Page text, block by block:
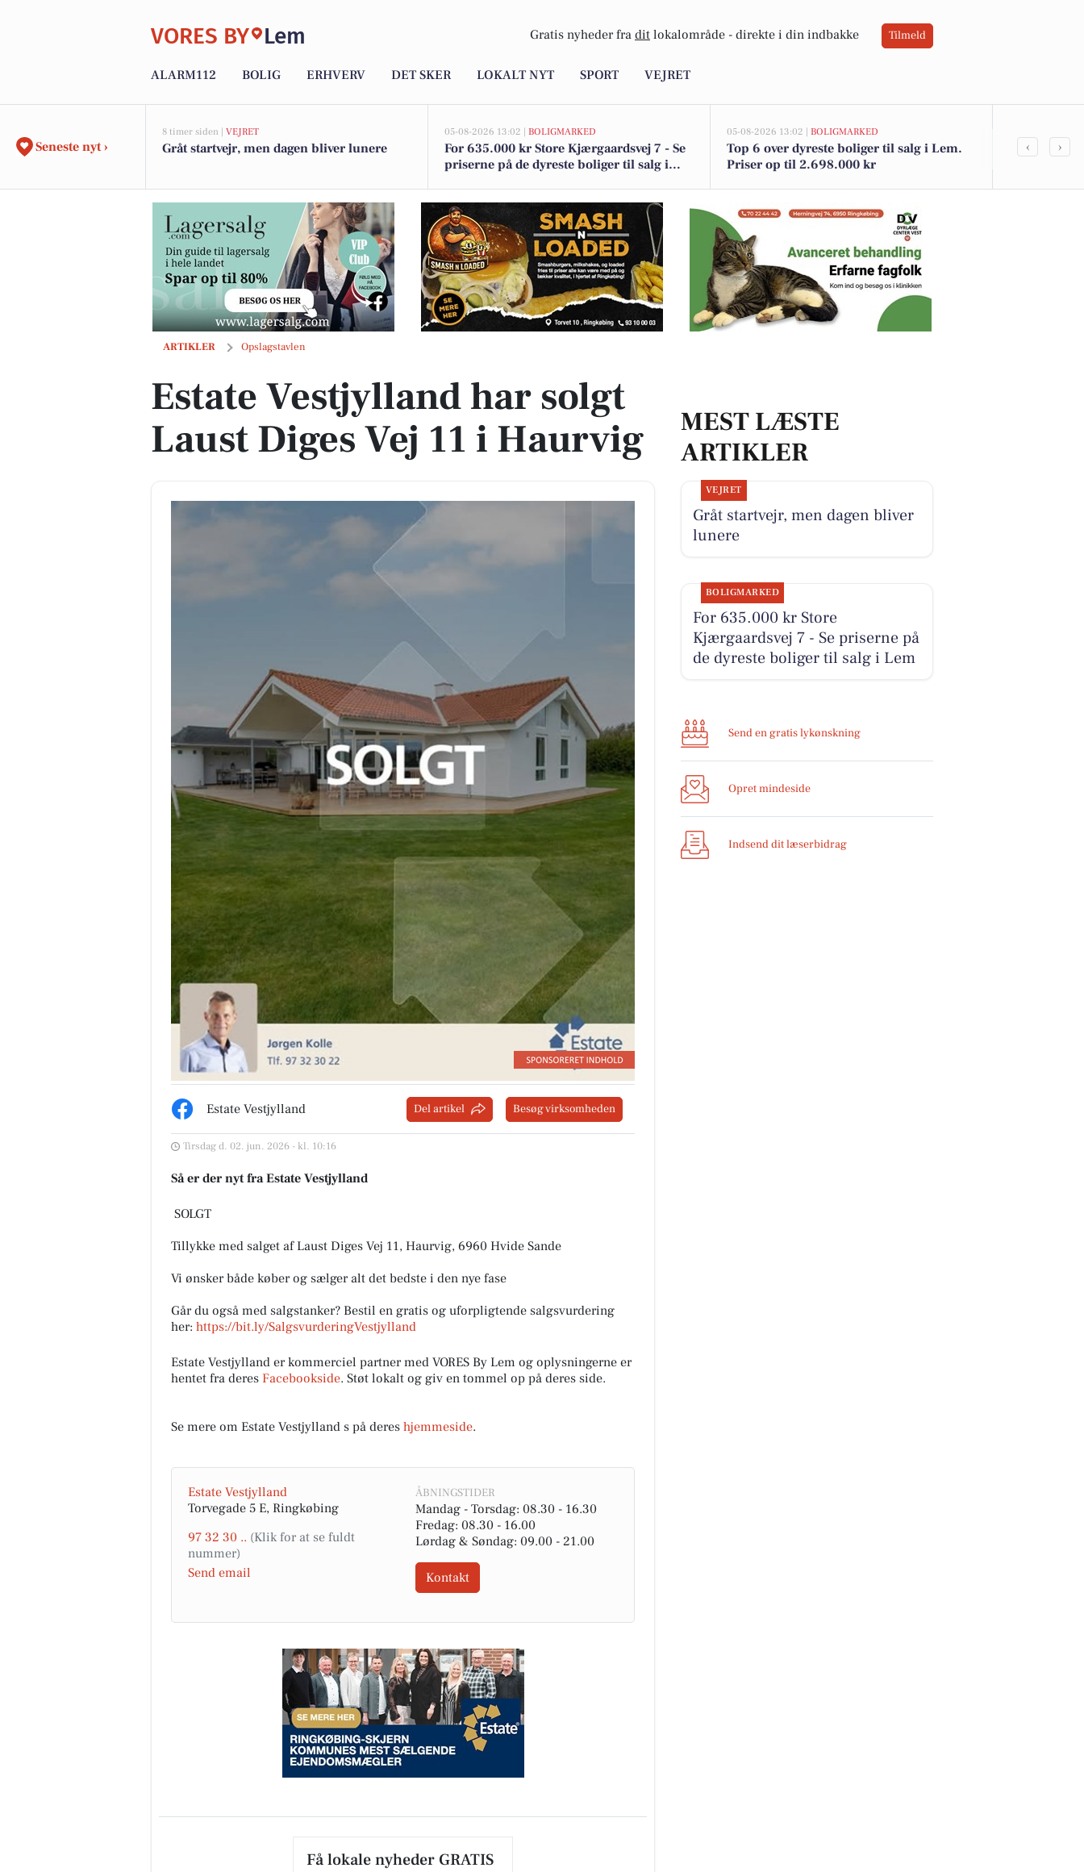
VORES BY Lem Gratis nyheder fra dit lokalområde - direkte i din indbakke Tilmeld
ALARM112 BOLIG ERHVERV DET SKER LOKALT NYT SPORT VEJRET
Seneste nyt ›
8 timer siden | VEJRET
Gråt startvejr, men dagen bliver lunere
05-08-2026 13:02 | BOLIGMARKED
For 635.000 kr Store Kjærgaardsvej 7 - Se
priserne på de dyreste boliger til salg i
05-08-2026 13:02 | BOLIGMARKED
Top 6 over dyreste boliger til salg i Lem.
Priser op til 2.698.000 kr
Spier PS
‹ ›
ARTIKLER Opslagstavlen
Estate Vestjylland har solgt Laust Diges Vej 11 i Haurvig
Estate Vestjylland har solgt
Laust Diges Vej 11 i Haurvig
Estate Vestjylland Del artikel Besøg virksomheden
Tirsdag d. 02. jun. 2026 - kl. 10:16
Så er der nyt fra Estate Vestjylland
️ SOLGT ️
Tillykke med salget af Laust Diges Vej 11, Haurvig, 6960 Hvide Sande
Vi ønsker både køber og sælger alt det bedste i den nye fase
Går du også med salgstanker? Bestil en gratis og uforpligtende salgsvurdering
her: https://bit.ly/SalgsvurderingVestjylland
Estate Vestjylland er kommerciel partner med VORES By Lem og oplysningerne er
hentet fra deres Facebookside. Støt lokalt og giv en tommel op på deres side.
Se mere om Estate Vestjylland s på deres hjemmeside.
Estate Vestjylland
Torvegade 5 E, Ringkøbing
97 32 30 ..
Send email
ÅBNINGSTIDER
Mandag - Torsdag: 08.30 - 16.30
Fredag: 08.30 - 16.00
Lørdag & Søndag: 09.00 - 21.00
Kontakt
Få lokale nyheder GRATIS
MEST LÆSTE
ARTIKLER
VEJRET
Gråt startvejr, men dagen bliver
lunere
BOLIGMARKED
For 635.000 kr Store
Kjærgaardsvej 7 - Se priserne på
de dyreste boliger til salg i Lem
Send en gratis lykønskning
Opret mindeside
Indsend dit læserbidrag